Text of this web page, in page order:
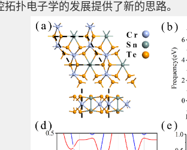
拓扑电子学的发展提供了新的思路。